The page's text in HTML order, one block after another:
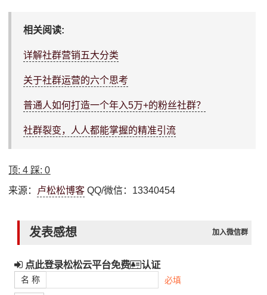
相关阅读:
详解社群营销五大分类
关于社群运营的六个思考
普通人如何打造一个年入5万+的粉丝社群？
社群裂变，人人都能掌握的精准引流
顶:4 踩:0
来源： 卢松松博客 QQ/微信：13340454
发表感想 加入微信群
点此登录松松云平台免费 认证
名 称 必填